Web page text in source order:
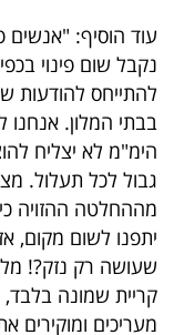
עוד הוסיף: "אנשים
נקבל שום פינוי
להתייחס להודעות
בבתי המלון.
הימ"מ לא יצליח
גבול לכל תעלול.
מההחלטה ההזויה
יתפנו לשום מקום,
שעושה רק נזק?!
קריית שמונה
מעריכים